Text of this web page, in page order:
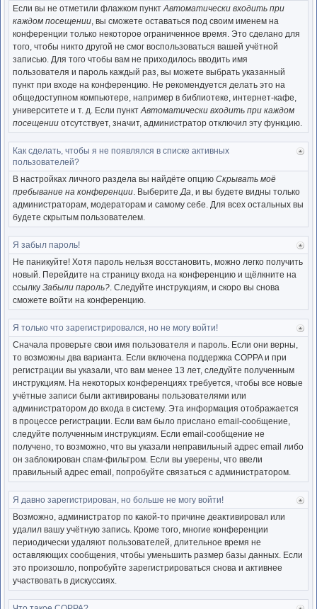
Если вы не отметили флажком пунктАвтоматически входить при
каждом посещении, вы сможете оставаться под своим именем на
конференции только некоторое ограниченное время. Это сделано для
того, чтобы никто другой не смог воспользоваться вашей учётной
записью. Для того чтобы вам не приходилось вводить имя
пользователя и пароль каждый раз, вы можете выбрать указанный
пункт при входе на конференцию. Не рекомендуется делать это на
общедоступном компьютере, например в библиотеке, интернет-кафе,
университете и т. д. Если пунктАвтоматически входить при каждом
посещении отсутствует, значит, администратор отключил эту функцию.
Как сделать, чтобы я не появлялся в списке активных
пользователей?
В настройках личного раздела вы найдёте опцию Скрывать моё
пребывание на конференции. ВыберитеДа, и вы будете видны только
администраторам, модераторам и самому себе. Для всех остальных вы
будете скрытым пользователем.
к
Я забыл пароль!
Не паникуйте! Хотя пароль нельзя восстановить, можно легко получить
новый. Перейдите на страницу входа на конференцию и щёлкните на
ссылку Забыли пароль?. Следуйте инструкциям, и скоро вы снова
сможете войти на конференцию.
Я только что зарегистрировался, но не могу войти!
Сначала проверьте свои имя пользователя и пароль. Если они верны,
то возможны два варианта. Если включена поддержка COPPA и при
регистрации вы указали, что вам менее 13 лет, следуйте полученным
инструкциям. На некоторых конференциях требуется, чтобы все новые
учётные записи были активированы пользователями или
администратором до входа в систему. Эта информация отображается
в процессе регистрации. Если вам было прислано email-сообщение,
следуйте полученным инструкциям. Если email-сообщение не
получено, то возможно, что вы указали неправильный адрес email либо
он заблокирован спам-фильтром. Если вы уверены, что ввели
правильный адрес email, попробуйте связаться с администратором.
Я давно зарегистрирован, но больше не могу войти!
Возможно, администратор по какой-то причине деактивировал или
удалил вашу учётную запись. Кроме того, многие конференции
периодически удаляют пользователей, длительное время не
оставляющих сообщения, чтобы уменьшить размер базы данных. Если
это произошло, попробуйте зарегистрироваться снова и активнее
участвовать в дискуссиях.